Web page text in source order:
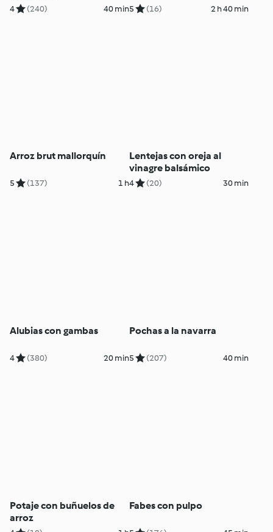
4 (240) 40 min5 (16) 2 h 40 min
Arroz brut mallorquín
5 (137) 1 h
Lentejas con oreja al
vinagre balsámico
4 (20) 30 min
Alubias con gambas
4 (380) 20 min
Pochas a la navarra
5 (207) 40 min
Potaje con buñuelos de
arroz
Fabes con pulpo